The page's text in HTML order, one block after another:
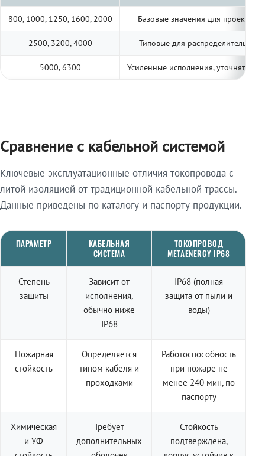
800, 1000, 1250, 1600, 2000 Базовые значения для
2500, 3200, 4000 Типовые для распределительных
5000, 6300 Усиленные исполнения, уточнять по
Сравнение с кабельной системой
Ключевые эксплуатационные отличия токопровода с
литой изоляцией от традиционной кабельной трассы.
Данные приведены по каталогу и паспорту продукции.
ПАРАМЕТР
КАБЕЛЬНАЯ
СИСТЕМА
ТОКОПРОВОД
METAENERGY IP68
Степень
защиты
Зависит от
исполнения,
обычно ниже
IP68
IP68 (полная
защита от пыли и
воды)
Пожарная
стойкость
Определяется
типом кабеля и
проходками
Работоспособность
при пожаре не
менее 240 мин, по
паспорту
Химическая
и УФ
Требует
дополнительных
Стойкость
подтверждена,